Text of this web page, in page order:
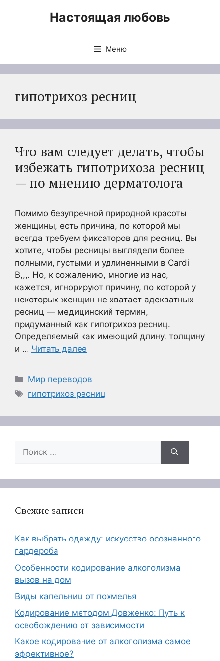
Настоящая любовь
Меню
гипотрихоз ресниц
Что вам следует делать, чтобы
избежать гипотрихоза ресниц
— по мнению дерматолога
Помимо безупречной природной красоты
женщины, есть причина, по которой мы
всегда требуем фиксаторов для ресниц. Вы
хотите, чтобы ресницы выглядели более
полными, густыми и удлиненными в Cardi
B,,,. Но, к сожалению, многие из нас,
кажется, игнорируют причину, по которой у
некоторых женщин не хватает адекватных
ресниц — медицинский термин,
придуманный как гипотрихоз ресниц.
Определяемый как имеющий длину, толщину
и … Читать далее
Рубрики
Мир переводов
Метки
гипотрихоз ресниц
Поиск:
Свежие записи
Как выбрать одежду: искусство осознанного
гардероба
Особенности кодирование алкоголизма
вызов на дом
Виды капельниц от похмелья
Кодирование методом Довженко: Путь к
освобождению от зависимости
Какое кодирование от алкоголизма самое
эффективное?